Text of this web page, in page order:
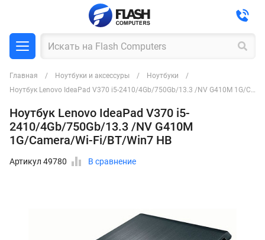
Главная Ноутбуки и аксессуры
Ноутбуки
Ноутбук Lenovo IdeaPad V370 i5-2410/4Gb/750Gb/13.3 /NV G410M 1G/Camera/Wi-Fi/BT/Win7 HB
Ноутбук Lenovo IdeaPad V370 i5-
2410/4Gb/750Gb/13.3 /NV G410M
1G/Camera/Wi-Fi/BT/Win7 HB
Артикул 49780 В сравнение